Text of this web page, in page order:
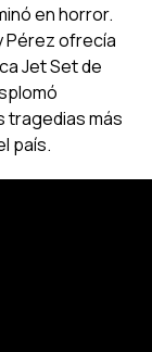
en horror.
Pérez ofrecía
Jet Set de
tragedias más
país.